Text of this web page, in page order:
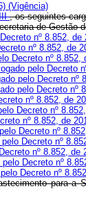
(Vigência)
, os seguintes
de
nº 8.852, de
nº 8.852, de
Decreto nº 8.852,
pelo Decreto
pelo Decreto nº
pelo Decreto nº
nº 8.852, de
Decreto nº
nº 8.852, de
Decreto nº
Decreto nº
nº 8.852, de
pelo Decreto nº
Decreto nº
para